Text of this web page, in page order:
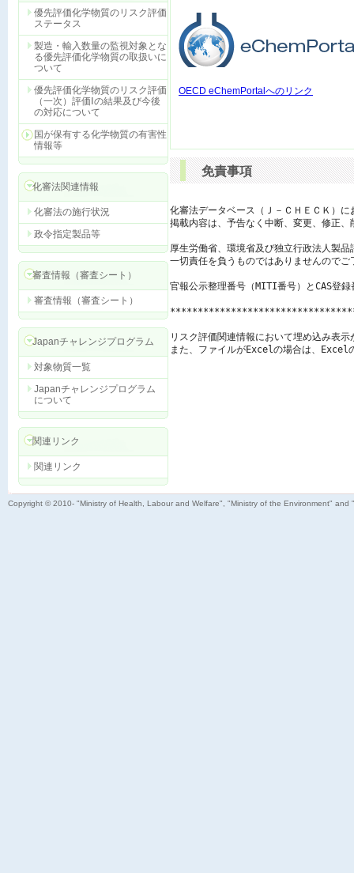
優先評価化学物質のリスク評価
ステータス
製造・輸入数量の監視対象とな
る優先評価化学物質の取扱いに
ついて
優先評価化学物質のリスク評価
（一次）評価Ⅰの結果及び今後
の対応について
国が保有する化学物質の有害性
情報等
化審法関連情報
化審法の施行状況
政令指定製品等
審査情報（審査シート）
審査情報（審査シート）
Japanチャレンジプログラム
対象物質一覧
Japanチャレンジプログラム
について
関連リンク
関連リンク
OECD eChemPortalへのリンク
免責事項
化審法データベース（Ｊ－ＣＨＥＣＫ）
掲載内容は、予告なく中断、変更、修正
厚生労働省、環境省及び独立行政法人製
一切責任を負うものではありませんのでご
官報公示整理番号（MITI番号）とCAS登
リスク評価関連情報において埋め込み表
また、ファイルがExcelの場合は、Excel
Copyright © 2010- "Ministry of Health, Labour and Welfare", "Ministry of the Environment"